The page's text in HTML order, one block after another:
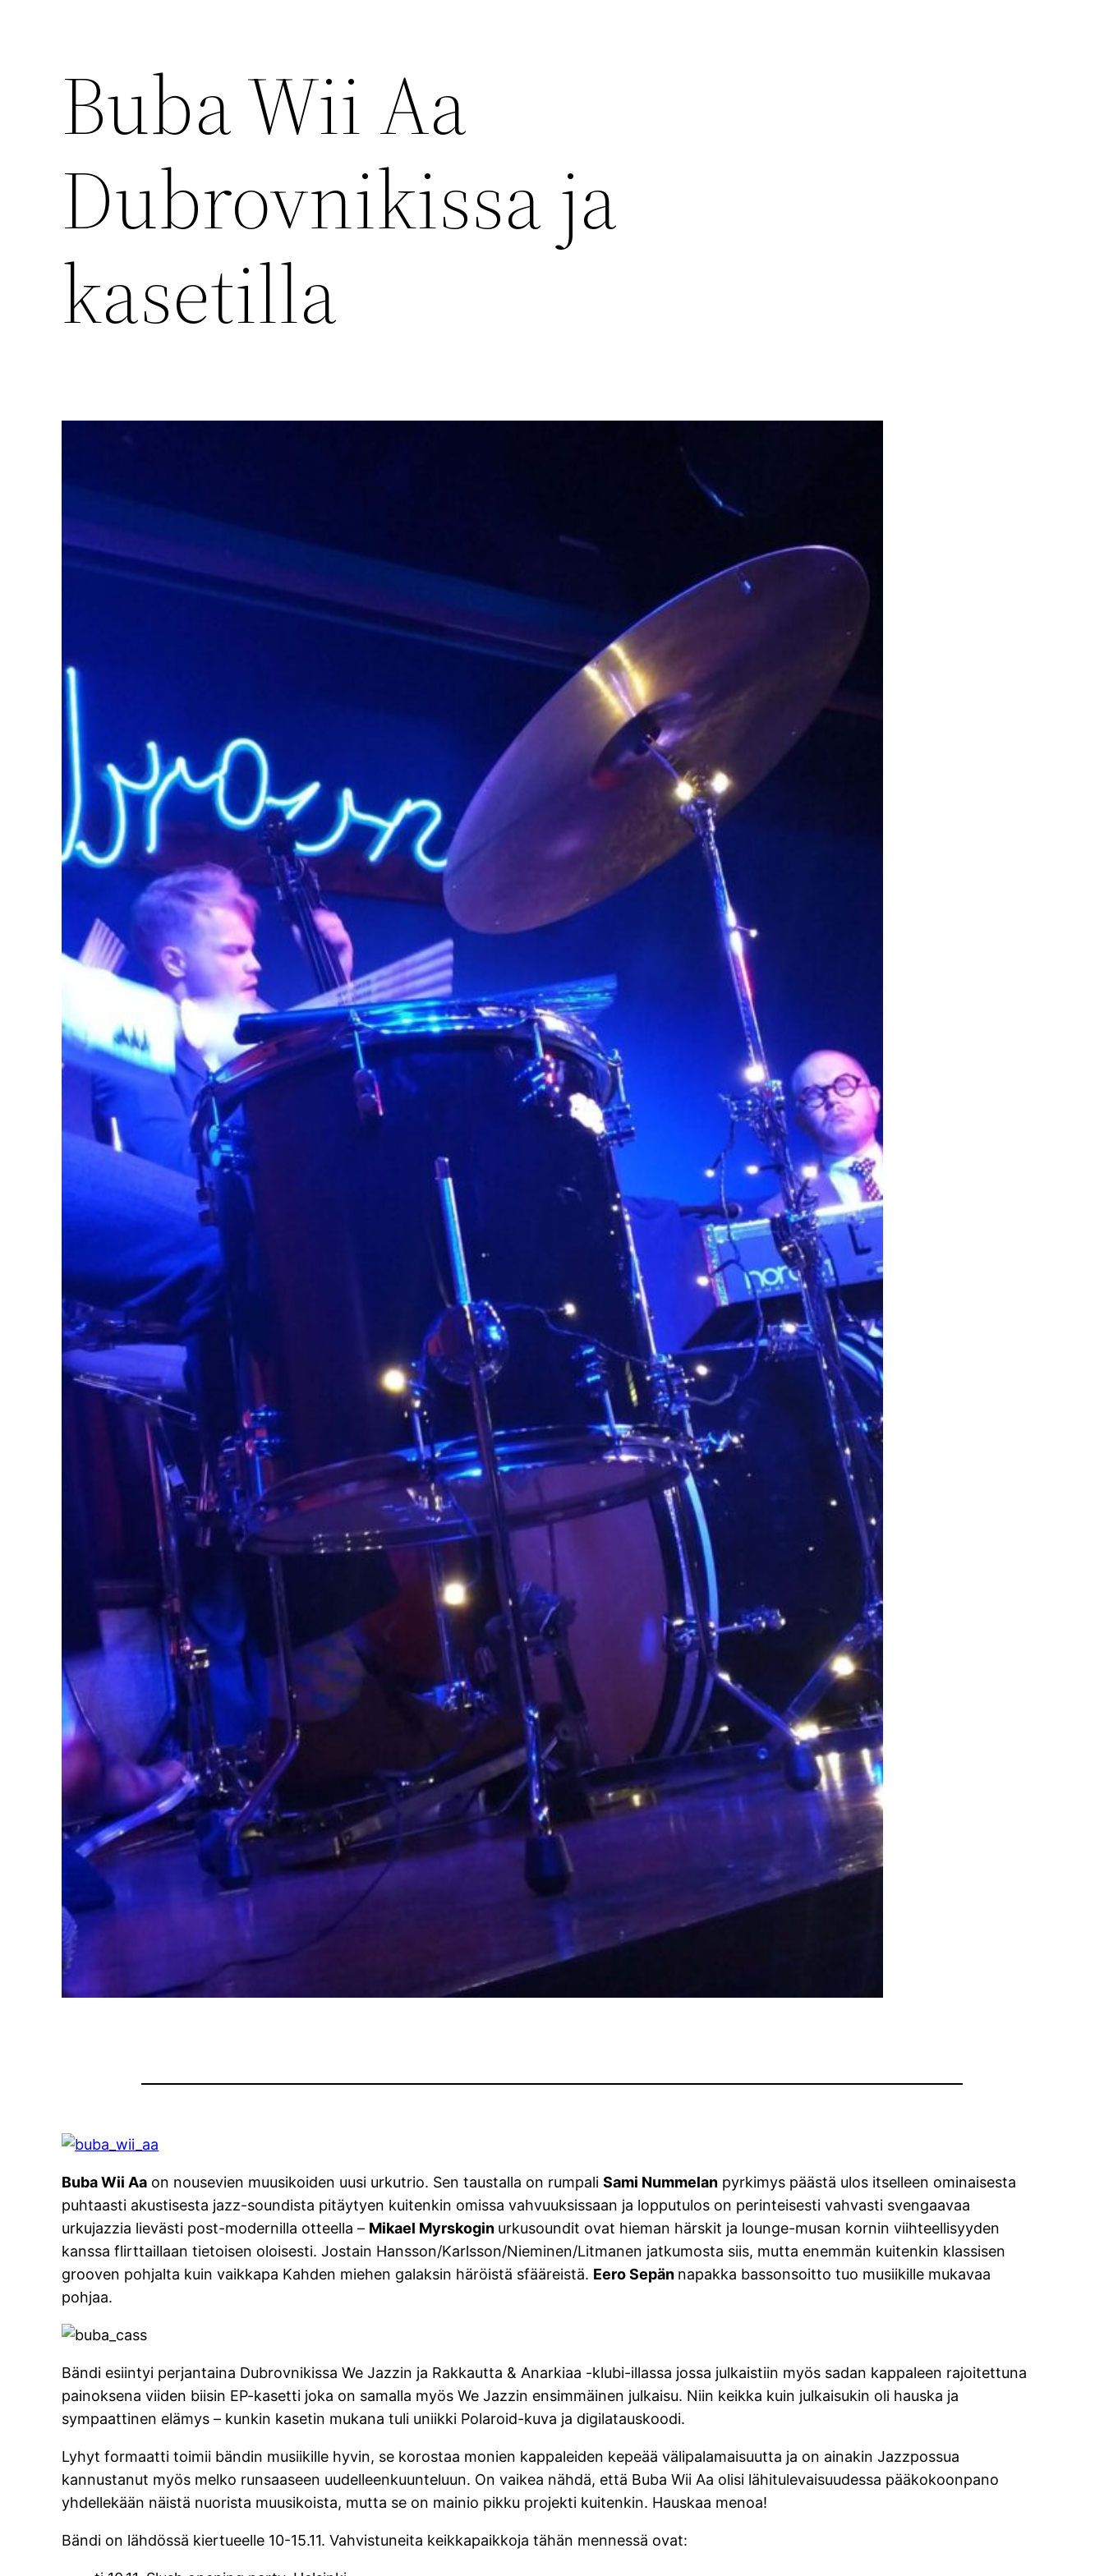
Buba Wii Aa
Dubrovnikissa ja
kasetilla
Buba Wii Aa on nousevien muusikoiden uusi urkutrio. Sen taustalla on rumpaliSami Nummelan pyrkimys päästä ulos itselleen ominaisesta
puhtaasti akustisesta jazz-soundista pitäytyen kuitenkin omissa vahvuuksissaan ja lopputulos on perinteisesti vahvasti svengaavaa
urkujazzia lievästi post-modernilla otteella – Mikael Myrskogin urkusoundit ovat hieman härskit ja lounge-musan kornin viihteellisyyden
kanssa flirttaillaan tietoisen oloisesti. Jostain Hansson/Karlsson/Nieminen/Litmanen jatkumosta siis, mutta enemmän kuitenkin klassisen
grooven pohjalta kuin vaikkapa Kahden miehen galaksin häröistä sfääreistä. Eero Sepän napakka bassonsoitto tuo musiikille mukavaa
pohjaa.
Bändi esiintyi perjantaina Dubrovnikissa We Jazzin ja Rakkautta & Anarkiaa -klubi-illassa jossa julkaistiin myös sadan kappaleen rajoitettuna
painoksena viiden biisin EP-kasetti joka on samalla myös We Jazzin ensimmäinen julkaisu. Niin keikka kuin julkaisukin oli hauska ja
sympaattinen elämys – kunkin kasetin mukana tuli uniikki Polaroid-kuva ja digilatauskoodi.
Lyhyt formaatti toimii bändin musiikille hyvin, se korostaa monien kappaleiden kepeää välipalamaisuutta ja on ainakin Jazzpossua
kannustanut myös melko runsaaseen uudelleenkuunteluun. On vaikea nähdä, että Buba Wii Aa olisi lähitulevaisuudessa pääkokoonpano
yhdellekään näistä nuorista muusikoista, mutta se on mainio pikku projekti kuitenkin. Hauskaa menoa!
Bändi on lähdössä kiertueelle 10-15.11. Vahvistuneita keikkapaikkoja tähän mennessä ovat: